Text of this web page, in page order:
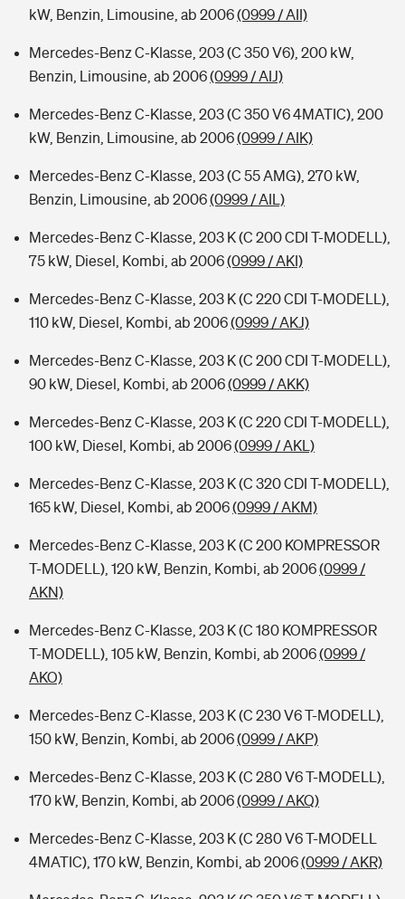
kW, Benzin, Limousine, ab 2006(0999 / AII)
Mercedes-Benz C-Klasse, 203 (C 350 V6), 200 kW,
Benzin, Limousine, ab 2006(0999 / AIJ)
Mercedes-Benz C-Klasse, 203 (C 350 V6 4MATIC), 200
kW, Benzin, Limousine, ab 2006(0999 / AIK)
Mercedes-Benz C-Klasse, 203 (C 55 AMG), 270 kW,
Benzin, Limousine, ab 2006(0999 / AIL)
Mercedes-Benz C-Klasse, 203 K (C 200 CDI T-MODELL),
75 kW, Diesel, Kombi, ab 2006(0999 / AKI)
Mercedes-Benz C-Klasse, 203 K (C 220 CDI T-MODELL),
110 kW, Diesel, Kombi, ab 2006(0999 / AKJ)
Mercedes-Benz C-Klasse, 203 K (C 200 CDI T-MODELL),
90 kW, Diesel, Kombi, ab 2006(0999 / AKK)
Mercedes-Benz C-Klasse, 203 K (C 220 CDI T-MODELL),
100 kW, Diesel, Kombi, ab 2006(0999 / AKL)
Mercedes-Benz C-Klasse, 203 K (C 320 CDI T-MODELL),
165 kW, Diesel, Kombi, ab 2006(0999 / AKM)
Mercedes-Benz C-Klasse, 203 K (C 200 KOMPRESSOR
T-MODELL), 120 kW, Benzin, Kombi, ab 2006(0999 /
AKN)
Mercedes-Benz C-Klasse, 203 K (C 180 KOMPRESSOR
T-MODELL), 105 kW, Benzin, Kombi, ab 2006(0999 /
AKO)
Mercedes-Benz C-Klasse, 203 K (C 230 V6 T-MODELL),
150 kW, Benzin, Kombi, ab 2006(0999 / AKP)
Mercedes-Benz C-Klasse, 203 K (C 280 V6 T-MODELL),
170 kW, Benzin, Kombi, ab 2006(0999 / AKQ)
Mercedes-Benz C-Klasse, 203 K (C 280 V6 T-MODELL
4MATIC), 170 kW, Benzin, Kombi, ab 2006(0999 / AKR)